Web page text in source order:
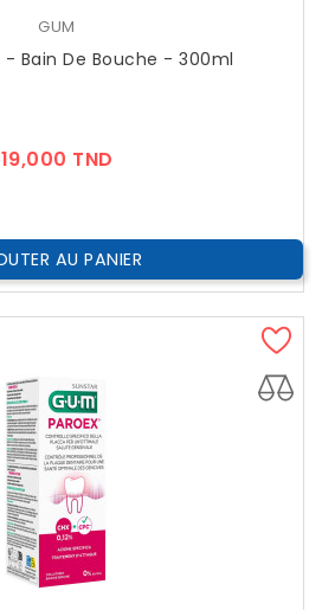
GUM
Gum Activital - Bain De Bouche - 300ml
19,000 TND
AU PANIER